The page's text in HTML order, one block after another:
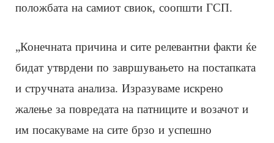
положбата на самиот свиок, соопшти ГСП.
„Конечната причина и сите релевантни факти ќе
бидат утврдени по завршувањето на постапката
и стручната анализа. Изразуваме искрено
жалење за повредата на патниците и возачот и
им посакуваме на сите брзо и успешно